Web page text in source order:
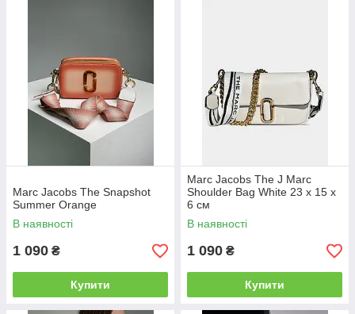
Marc Jacobs The Snapshot
Summer Orange
В наявності
1 090 ₴
Купити
Marc Jacobs The J Marc
Shoulder Bag White 23 х 15 х
6 см
В наявності
1 090 ₴
Купити